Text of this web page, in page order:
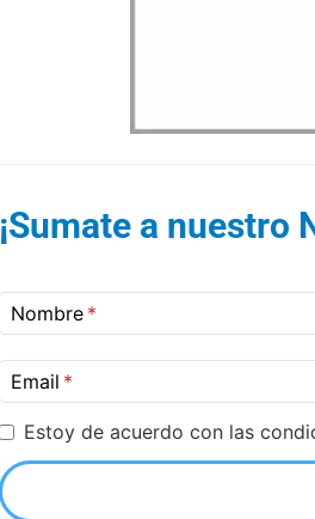
¡Sumate a nuestro
Nombre
Email
Estoy de acuerdo con las